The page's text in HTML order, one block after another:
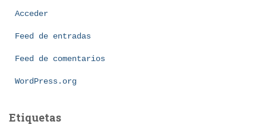
Acceder
Feed de entradas
Feed de comentarios
WordPress.org
Etiquetas